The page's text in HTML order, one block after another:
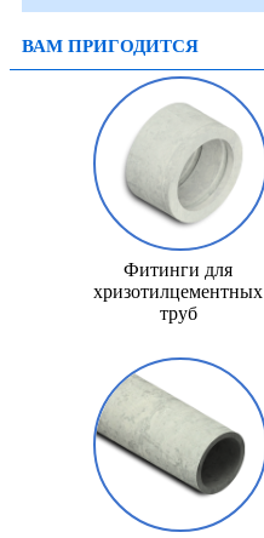
ВАМ ПРИГОДИТСЯ
Фитинги для
хризотилцементных
труб